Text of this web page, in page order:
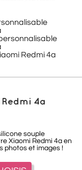
Redmi 4a
4a
souple
Xiaomi Redmi 4a en
photos et images !